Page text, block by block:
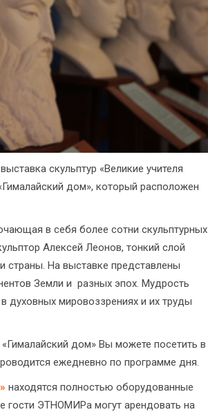
скульптур «Великие учителя
дом», который расположен
в себя более сотни скульптурных
Алексей Леонов, тонкий слой
страны. На выставке представлены
Земли и разных эпох. Мудрость
духовных мировоззрениях и их труды
дом» Вы можете посетить в
ежедневно по программе дня.
находятся полностью оборудованные
гости ЭТНОМИРа могут арендовать на